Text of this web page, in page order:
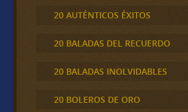
20 AUTÉNTICOS ÉXITOS
20 BALADAS DEL RECUERDO
20 BALADAS INOLVIDABLES
20 BOLEROS DE ORO